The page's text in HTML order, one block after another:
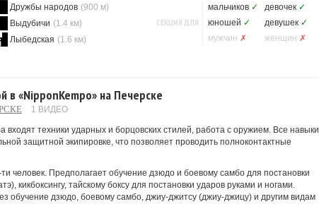
Дружбы народов (900 м)
Выдубичи (1.4 км)
Лыбедская (1.6 км)
СЕКЦИЯ ДЛЯ
мальчиков ✓ девочек ✓
юношей ✓ девушек ✓
мужчин ✗ женщин ✗
в «NipponKempo» на Печерске
1 ВИДЕО
входят техники ударных и борцовских стилей, работа с оружием. Все навыки
защитной экипировке, что позволяет проводить полноконтактные
человек. Предполагает обучение дзюдо и боевому самбо для постановки
кикбоксингу, тайскому боксу для постановки ударов руками и ногами.
обучение дзюдо, боевому самбо, джиу-джитсу (джиу-джицу) и другим видам